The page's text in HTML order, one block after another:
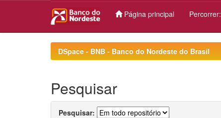
Página principal Percorrer:
DSpace - BNB - Banco do Nordeste do Brasil
Pesquisar
Pesquisar: